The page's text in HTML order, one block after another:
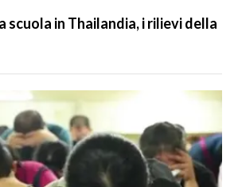
scuola in Thailandia, i rilievi della